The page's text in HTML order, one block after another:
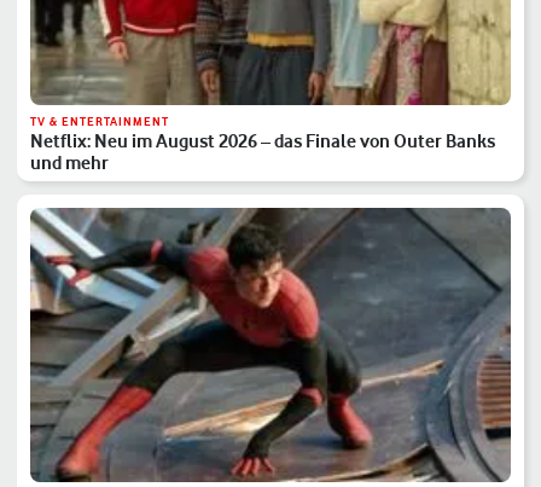
TV & ENTERTAINMENT
Netflix: Neu im August 2026 – das Finale von Outer Banks
und mehr